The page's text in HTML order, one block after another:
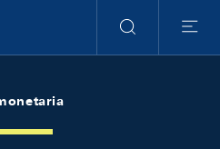
Ricerca
Menu